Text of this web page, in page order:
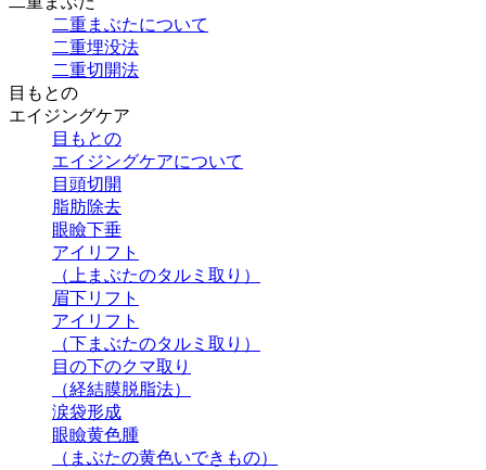
二重まぶたについて
二重埋没法
二重切開法
目もとの
エイジングケア
目もとの
エイジングケアについて
目頭切開
脂肪除去
眼瞼下垂
アイリフト
（上まぶたのタルミ取り）
眉下リフト
アイリフト
（下まぶたのタルミ取り）
目の下のクマ取り
（経結膜脱脂法）
涙袋形成
眼瞼黄色腫
（まぶたの黄色いできもの）